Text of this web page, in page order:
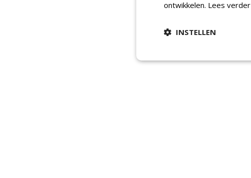
ontwikkelen. Lees verder
INSTELLEN